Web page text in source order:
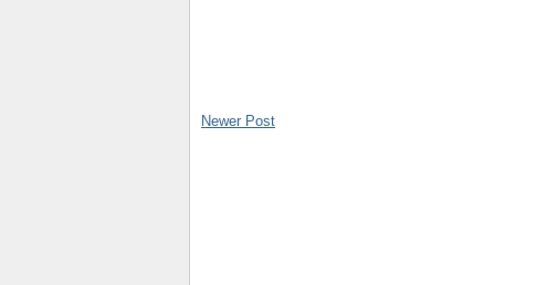
Newer Post